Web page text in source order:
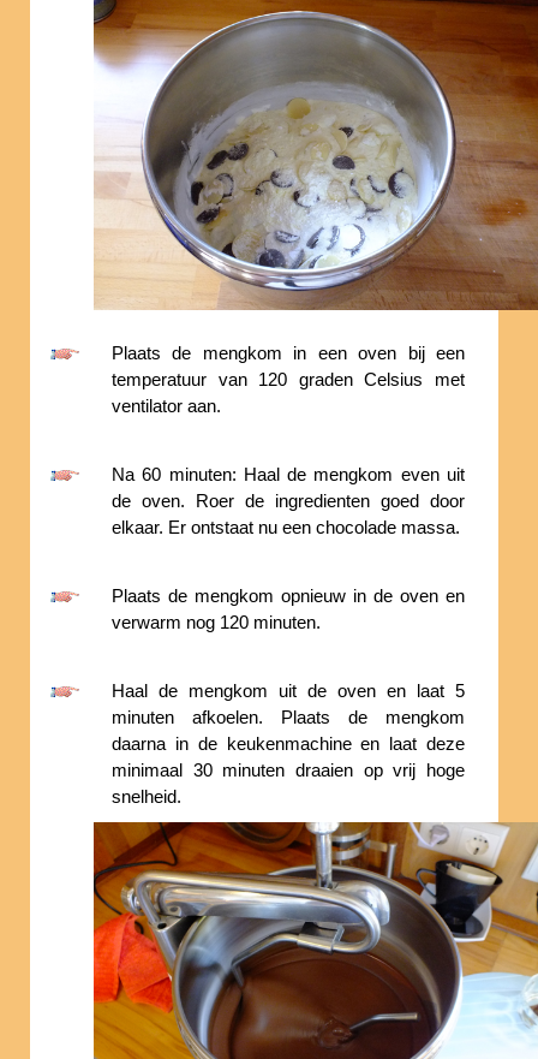
Plaats de mengkom in een oven bij een
temperatuur van 120 graden Celsius met
ventilator aan.
Na 60 minuten: Haal de mengkom even uit
de oven. Roer de ingredienten goed door
elkaar. Er ontstaat nu een chocolade massa.
Plaats de mengkom opnieuw in de oven en
verwarm nog 120 minuten.
Haal de mengkom uit de oven en laat 5
minuten afkoelen. Plaats de mengkom
daarna in de keukenmachine en laat deze
minimaal 30 minuten draaien op vrij hoge
snelheid.